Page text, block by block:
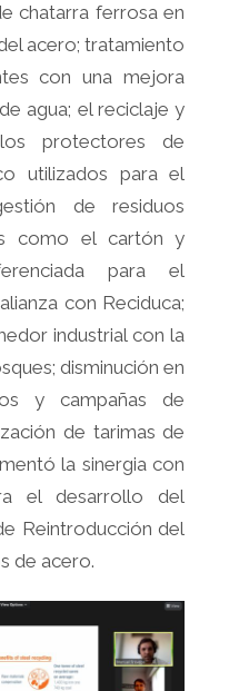
chatarra ferrosa en
acero; tratamiento
con una mejora
agua; el reciclaje y
protectores de
utilizados para el
de residuos
como el cartón y
para el
con Reciduca;
industrial con la
disminución en
y campañas de
de tarimas de
la sinergia con
el desarrollo del
Reintroducción del
de acero.